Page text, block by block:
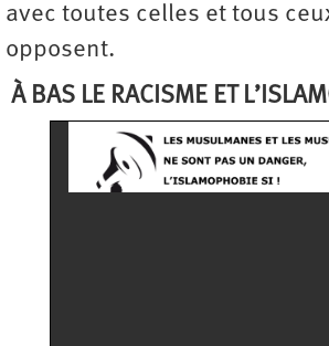
avec toutes celles et tous
opposent.
À BAS LE RACISME ET